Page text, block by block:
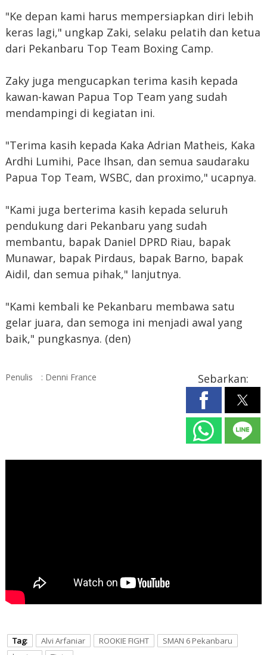
"Ke depan kami harus mempersiapkan diri lebih
keras lagi," ungkap Zaki, selaku pelatih dan ketua
dari Pekanbaru Top Team Boxing Camp.
Zaky juga mengucapkan terima kasih kepada
kawan-kawan Papua Top Team yang sudah
mendampingi di kegiatan ini.
"Terima kasih kepada Kaka Adrian Matheis, Kaka
Ardhi Lumihi, Pace Ihsan, dan semua saudaraku
Papua Top Team, WSBC, dan proximo," ucapnya.
"Kami juga berterima kasih kepada seluruh
pendukung dari Pekanbaru yang sudah
membantu, bapak Daniel DPRD Riau, bapak
Munawar, bapak Pirdaus, bapak Barno, bapak
Aidil, dan semua pihak," lanjutnya.
"Kami kembali ke Pekanbaru membawa satu
gelar juara, dan semoga ini menjadi awal yang
baik," pungkasnya. (den)
Penulis : Denni France Sebarkan:
Tag: Alvi Arfaniar ROOKIE FIGHT
SMAN 6 Pekanbaru